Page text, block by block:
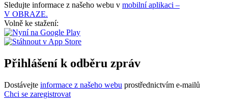
Sledujte informace z našeho webu v mobilní aplikaci –
V OBRAZE.
Volně ke stažení:
Přihlášení k odběru zpráv
Dostávejte informace z našeho webu prostřednictvím e-mailů
Chci se zaregistrovat